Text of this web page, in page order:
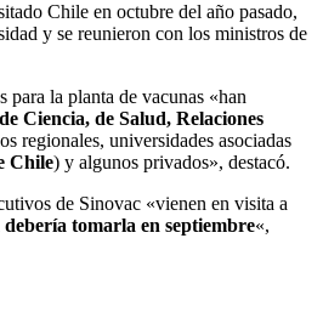
Chile en octubre del año pasado,
y se reunieron con los ministros de
para la planta de vacunas «han
Ciencia, de Salud, Relaciones
regionales, universidades asociadas
Chile) y algunos privados», destacó.
de Sinovac «vienen en visita a
tomarla en septiembre«,